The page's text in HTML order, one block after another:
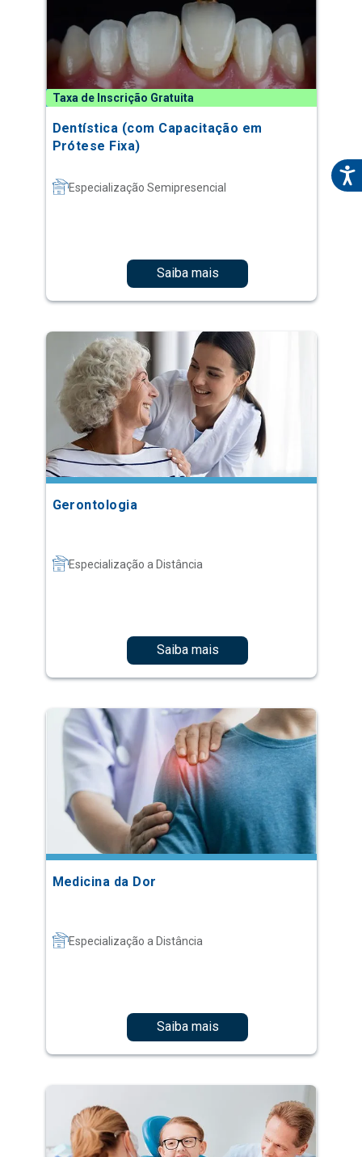
Taxa de Inscrição Gratuita
Dentística (com Capacitação em
Prótese Fixa)
Especialização Semipresencial
Saiba mais
Gerontologia
Especialização a Distância
Saiba mais
Medicina da Dor
Especialização a Distância
Saiba mais